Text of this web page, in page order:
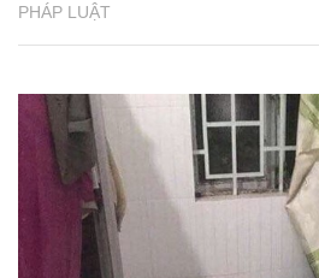
PHÁP LUẬT